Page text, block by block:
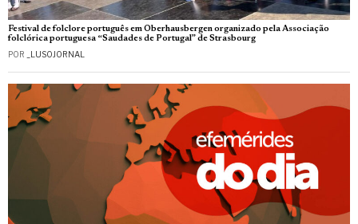
Festival de folclore português em Oberhausbergen organizado pela Associação
folclórica portuguesa “Saudades de Portugal” de Strasbourg
POR _LUSOJORNAL